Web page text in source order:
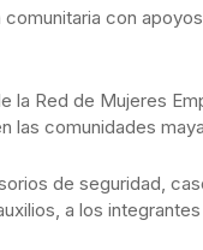
con
la Red de Mujeres
las comunidades
de seguridad,
a los